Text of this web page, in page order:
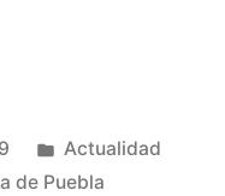
Publicado
en
Actualidad
de Puebla